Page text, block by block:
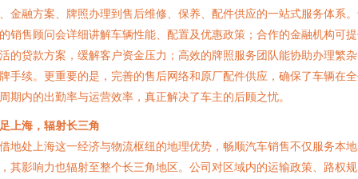
金融方案、牌照办理到售后维修、保养、配件供应的一站式服务体系
销售顾问会详细讲解车辆性能、配置及优惠政策；合作的金融机构可
的贷款方案，缓解客户资金压力；高效的牌照服务团队能协助办理繁
手续。更重要的是，完善的售后网络和原厂配件供应，确保了车辆在
期内的出勤率与运营效率，真正解决了车主的后顾之忧。
上海，辐射长三角
地处上海这一经济与物流枢纽的地理优势，畅顺汽车销售不仅服务本
其影响力也辐射至整个长三角地区。公司对区域内的运输政策、路权规